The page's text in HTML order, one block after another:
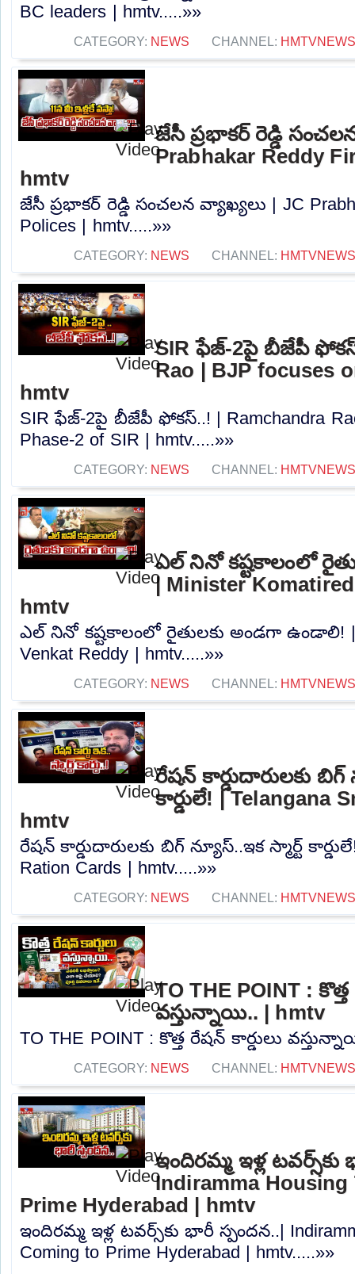
BC leaders | hmtv.....»»
CATEGORY: NEWS CHANNEL: HMTVNEWS
జేసీ ప్రభాకర్ రెడ్డి
Prabhakar Reddy
hmtv
జేసీ ప్రభాకర్ రెడ్డి సంచలన వ్యాఖ్యలు | JC
Polices | hmtv.....»»
CATEGORY: NEWS CHANNEL: HMTVNEWS
SIR ఫేజ్-2పై బీజేపీ
Rao | BJP focuses
hmtv
SIR ఫేజ్-2పై బీజేపీ ఫోకస్..! | Ramchandra
Phase-2 of SIR | hmtv.....»»
CATEGORY: NEWS CHANNEL: HMTVNEWS
ఎల్ నినో కష్టకాలంలో
| Minister
hmtv
ఎల్ నినో కష్టకాలంలో రైతులకు అండగా ఉండాలి! |
Venkat Reddy | hmtv.....»»
CATEGORY: NEWS CHANNEL: HMTVNEWS
రేషన్ కార్డుదారులకు బిగ్
కార్డులే! | Telangana
hmtv
రేషన్ కార్డుదారులకు బిగ్ న్యూస్..ఇక స్మార్ట్
Ration Cards | hmtv.....»»
CATEGORY: NEWS CHANNEL: HMTVNEWS
TO THE POINT : కొత్త
వస్తున్నాయి.. | hmtv
TO THE POINT : కొత్త రేషన్ కార్డులు
CATEGORY: NEWS CHANNEL: HMTVNEWS
ఇందిరమ్మ ఇళ్ల టవర్స్‌కు
Indiramma
Prime Hyderabad | hmtv
ఇందిరమ్మ ఇళ్ల టవర్స్‌కు భారీ స్పందన..|
Coming to Prime Hyderabad | hmtv.....»»